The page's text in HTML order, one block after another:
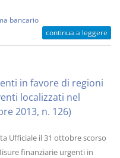
bancario
continua a leggere
in favore di regioni
localizzati nel
2013, n. 126)
Ufficiale il 31 ottobre scorso
finanziarie urgenti in